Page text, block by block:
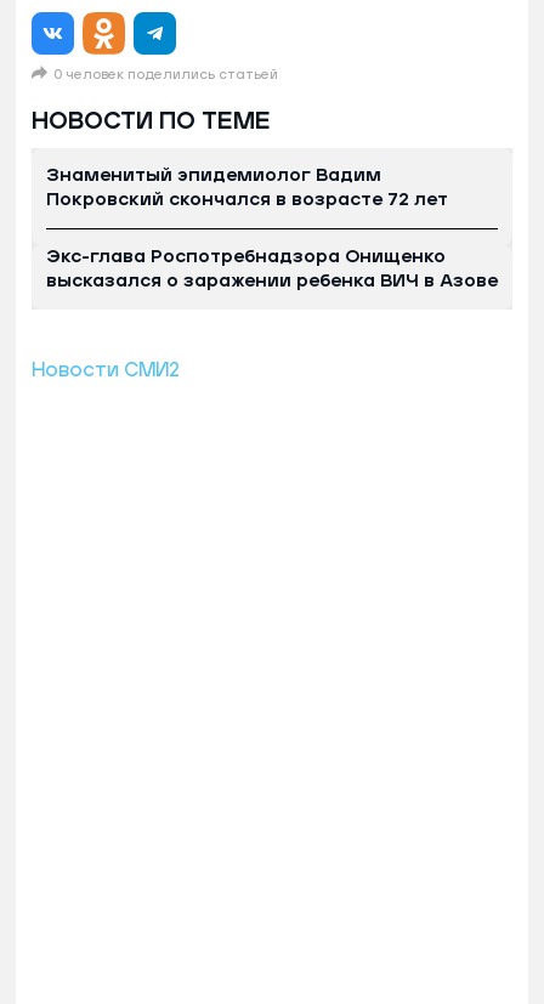
0 человек поделились статьей
НОВОСТИ ПО ТЕМЕ
Знаменитый эпидемиолог Вадим
Покровский скончался в возрасте 72 лет
Экс-глава Роспотребнадзора Онищенко
высказался о заражении ребенка ВИЧ в Азове
Новости СМИ2